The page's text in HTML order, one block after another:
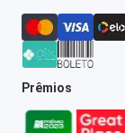
Prêmios